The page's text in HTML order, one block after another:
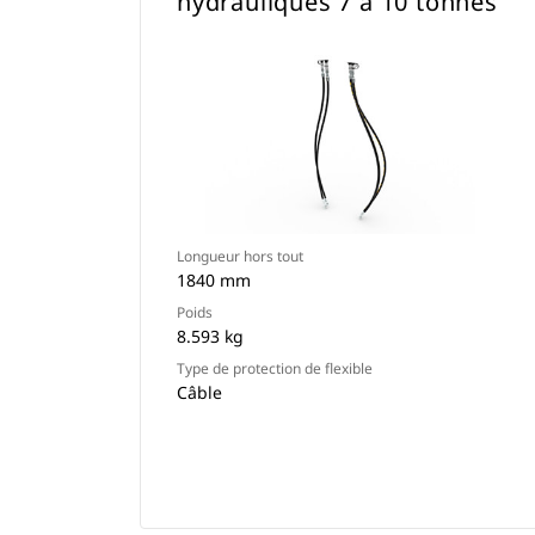
Longueur hors tout
1840 mm
Poids
8.593 kg
Type de protection de flexible
Câble